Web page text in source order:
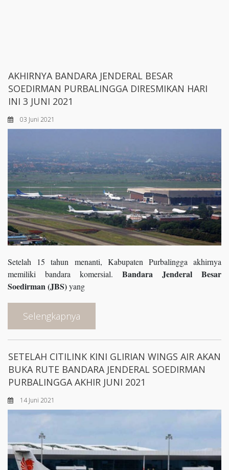
AKHIRNYA BANDARA JENDERAL BESAR
SOEDIRMAN PURBALINGGA DIRESMIKAN HARI
INI 3 JUNI 2021
03 Juni 2021
Setelah 15 tahun menanti, Kabupaten Purbalingga akhirnya
memiliki bandara komersial. Bandara Jenderal Besar
Soedirman (JBS)yang
Selengkapnya
SETELAH CITILINK KINI GLIRIAN WINGS AIR AKAN
BUKA RUTE BANDARA JENDERAL SOEDIRMAN
PURBALINGGA AKHIR JUNI 2021
14 Juni 2021